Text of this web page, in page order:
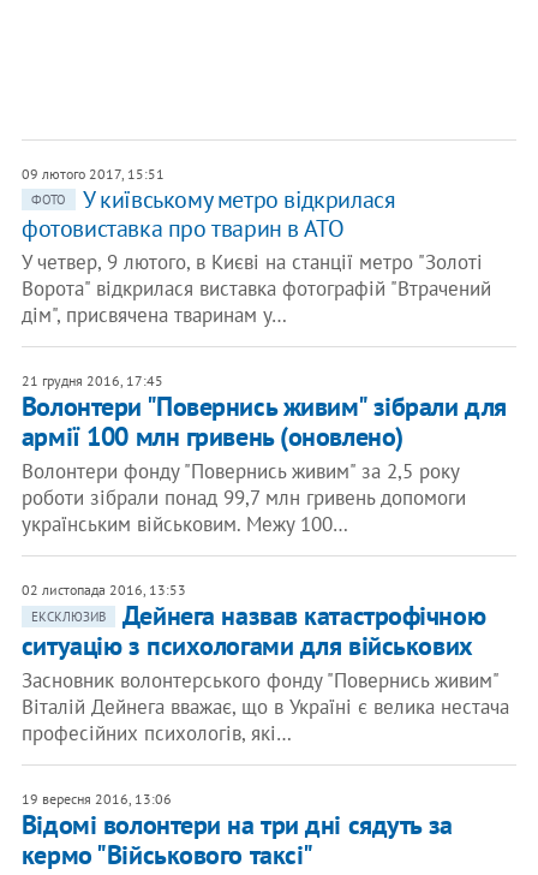
09 лютого 2017, 15:51
ФОТО
У київському метро відкрилася
фотовиставка про тварин в АТО
У четвер, 9 лютого, в Києві на станції метро "Золоті
Ворота" відкрилася виставка фотографій "Втрачений
дім", присвячена тваринам у…
21 грудня 2016, 17:45
Волонтери "Повернись живим" зібрали для
армії 100 млн гривень (оновлено)
Волонтери фонду "Повернись живим" за 2,5 року
роботи зібрали понад 99,7 млн гривень допомоги
українським військовим. Межу 100…
02 листопада 2016, 13:53
ЕКСКЛЮЗИВ
Дейнега назвав катастрофічною
ситуацію з психологами для військових
Засновник волонтерського фонду "Повернись живим"
Віталій Дейнега вважає, що в Україні є велика нестача
професійних психологів, які…
19 вересня 2016, 13:06
Відомі волонтери на три дні сядуть за
кермо "Військового таксі"